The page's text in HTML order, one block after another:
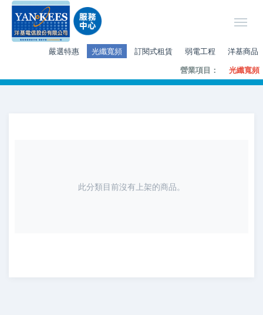
嚴選特惠 光纖寬頻 訂閱式租賃 弱電工程 洋基商品
營業項目： 光纖寬頻
此分類目前沒有上架的商品。